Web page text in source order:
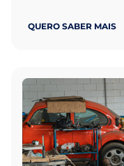
QUERO SABER MAIS